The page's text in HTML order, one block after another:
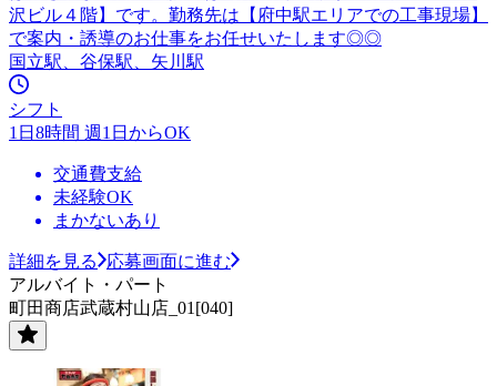
沢ビル４階】です。勤務先は【府中駅エリアでの工事現場】
で案内・誘導のお仕事をお任せいたします◎◎
国立駅、谷保駅、矢川駅
シフト
1日8時間 週1日からOK
交通費支給
未経験OK
まかないあり
詳細を見る
応募画面に進む
アルバイト・パート
町田商店武蔵村山店_01[040]